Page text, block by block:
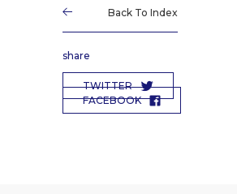
Back To Index
share
TWITTER
FACEBOOK